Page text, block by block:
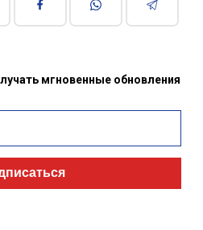
мгновенные обновления